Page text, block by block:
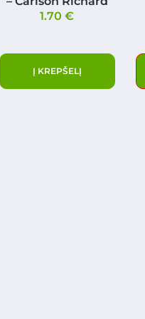
1.70€
Į KREPŠELĮ